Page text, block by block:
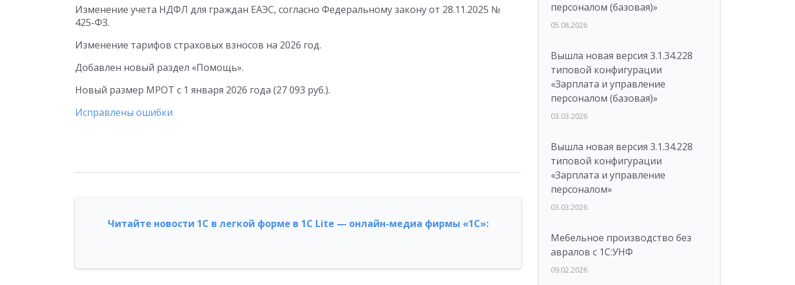
Изменение учета НДФЛ для граждан ЕАЭС, согласно Федеральному законуот 28.11.2025 №
425-ФЗ.
Изменение тарифов страховых взносов на 2026 год.
Добавлен новый раздел «Помощь».
Новый размер МРОТ с 1 января 2026 года (27 093 руб.).
Исправлены ошибки
Читайте новости 1С в легкой форме в 1С Lite — онлайн-медиа фирмы «1С»:
персоналом (базовая)»
05.08.2026
Вышла новая версия 3.1.34.228
типовой конфигурации
«Зарплата и управление
персоналом (базовая)»
03.03.2026
Вышла новая версия 3.1.34.228
типовой конфигурации
«Зарплата и управление
персоналом»
03.03.2026
Мебельное производство без
авралов с 1С:УНФ
09.02.2026